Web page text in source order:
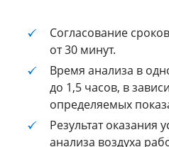
Согласование
от 30 минут.
Время анализа в
до 1,5 часов, в
определяемых
Результат оказания
анализа воздуха